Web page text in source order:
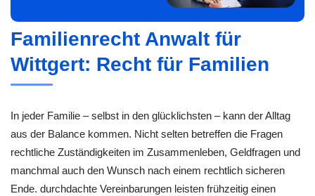
Familienrecht Anwalt für
Wittgert: Recht für Familien
In jeder Familie – selbst in den glücklichsten – kann der Alltag
aus der Balance kommen. Nicht selten betreffen die Fragen
rechtliche Zuständigkeiten im Zusammenleben, Geldfragen und
manchmal auch den Wunsch nach einem rechtlich sicheren
Ende. durchdachte Vereinbarungen leisten frühzeitig einen